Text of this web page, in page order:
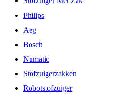
Philips
Aeg
Bosch
Numatic
Stofzuigerzakken
Robotstofzuiger